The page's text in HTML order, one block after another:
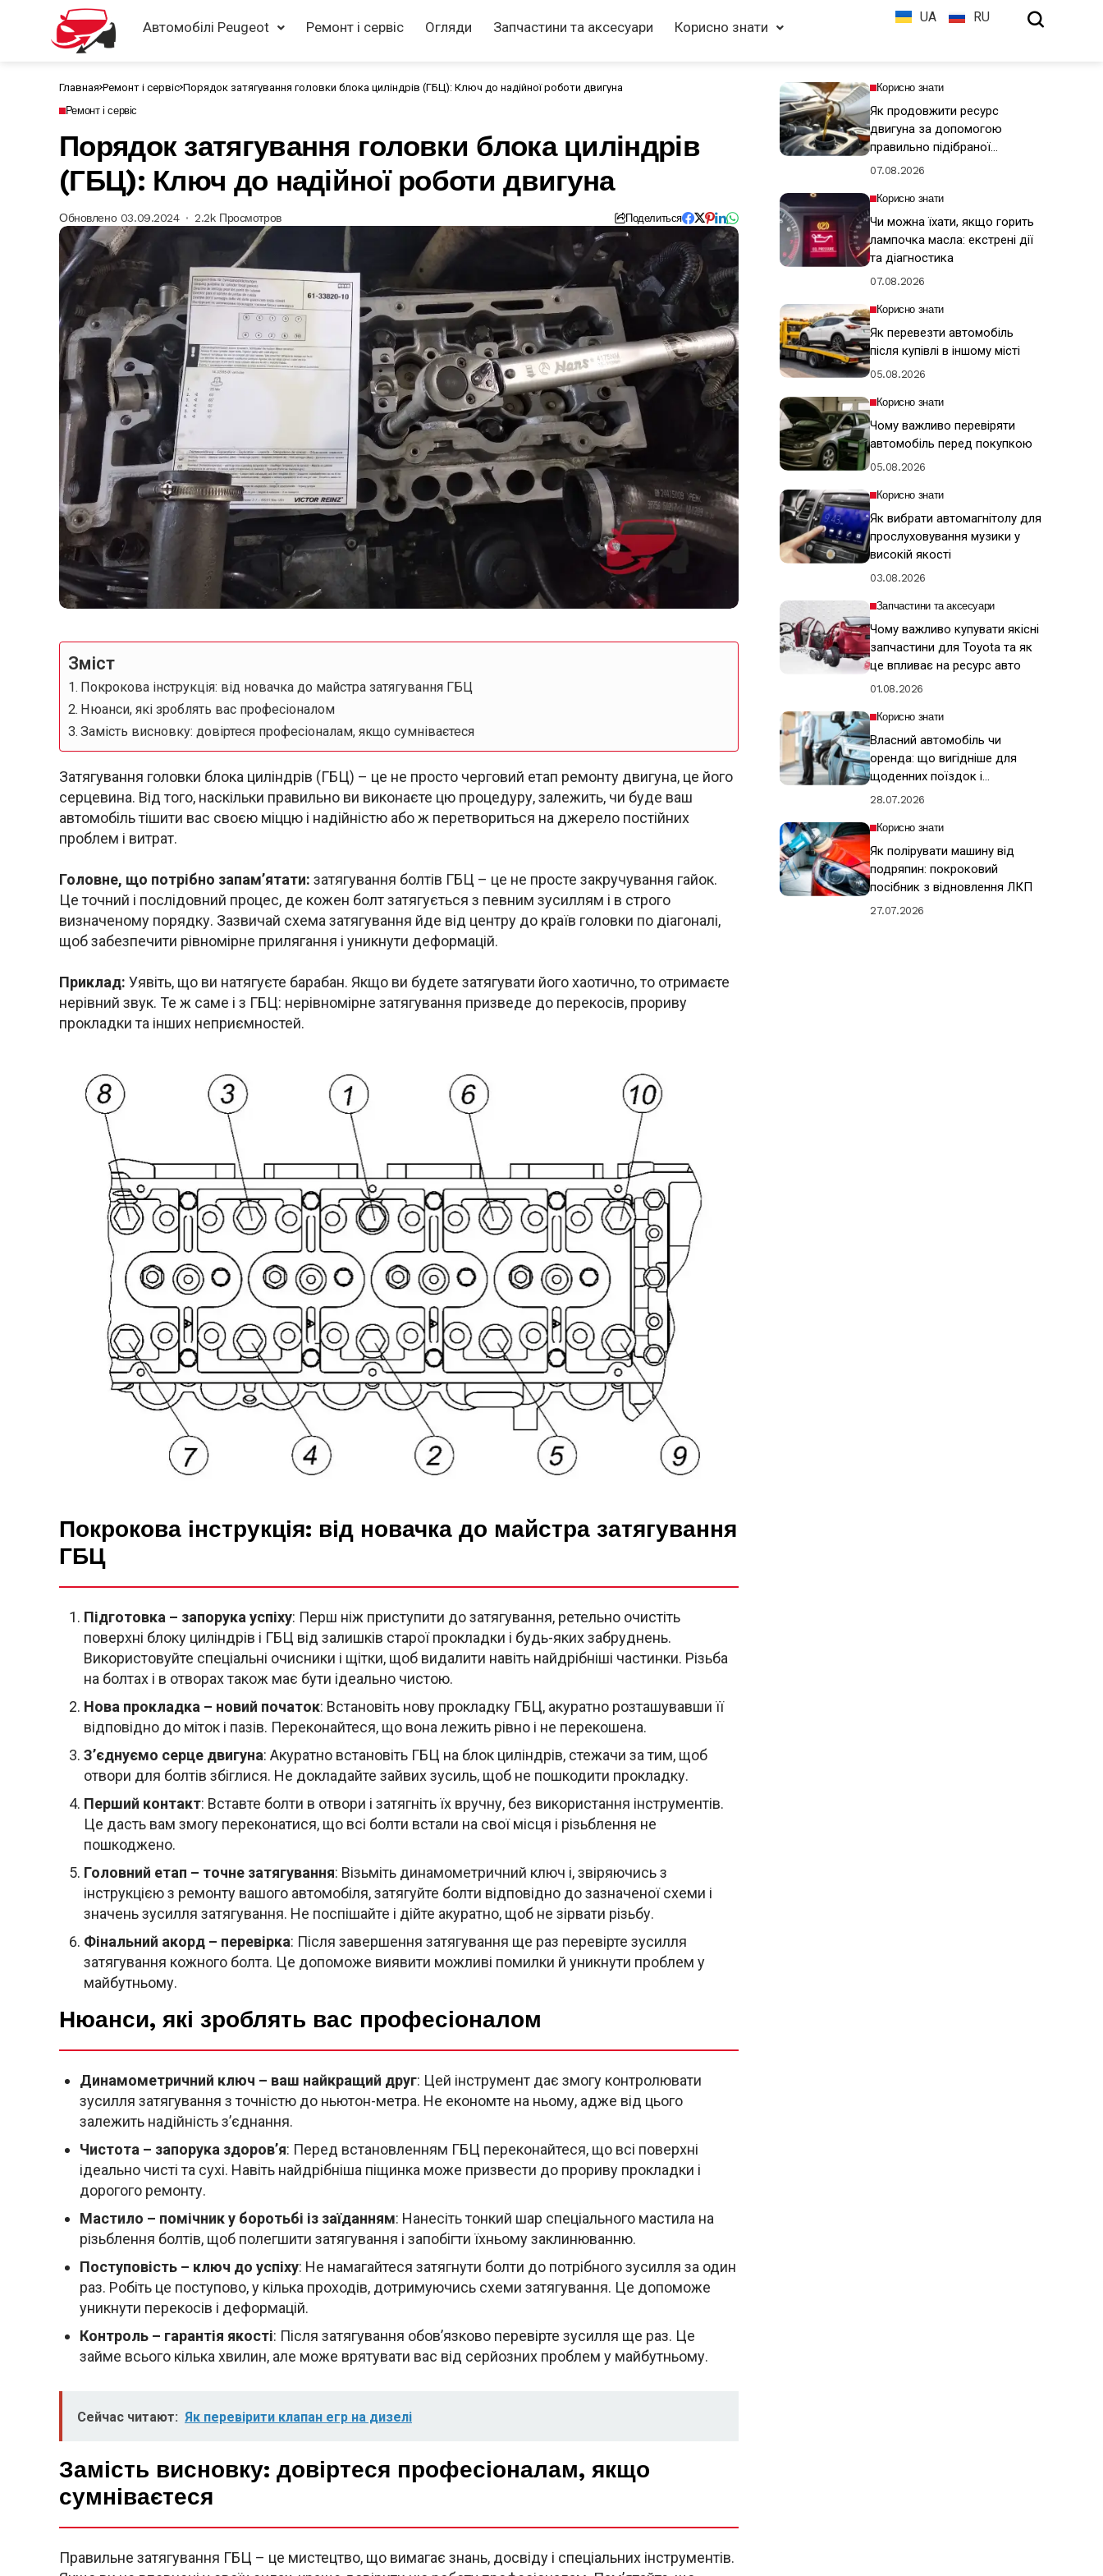
Автомобілі Peugeot Ремонт і сервіс Огляди Запчастини та аксесуари Корисно знати
UA RU
Главная Ремонт і сервіс Порядок затягування головки блока циліндрів (ГБЦ): Ключ до надійної роботи двигуна
Ремонт і сервіс
Порядок затягування головки блока циліндрів
(ГБЦ): Ключ до надійної роботи двигуна
Обновлено 03.09.2024 2.2k Просмотров Поделиться
Зміст
Покрокова інструкція: від новачка до майстра затягування ГБЦ
Нюанси, які зроблять вас професіоналом
Замість висновку: довіртеся професіоналам, якщо сумніваєтеся
Затягування головки блока циліндрів (ГБЦ) – це не просто черговий етап ремонту двигуна, це його
серцевина. Від того, наскільки правильно ви виконаєте цю процедуру, залежить, чи буде ваш
автомобіль тішити вас своєю міццю і надійністю або ж перетвориться на джерело постійних
проблем і витрат.
Головне, що потрібно запам’ятати: затягування болтів ГБЦ – це не просте закручування гайок.
Це точний і послідовний процес, де кожен болт затягується з певним зусиллям і в строго
визначеному порядку. Зазвичай схема затягування йде від центру до країв головки по діагоналі,
щоб забезпечити рівномірне прилягання і уникнути деформацій.
Приклад: Уявіть, що ви натягуєте барабан. Якщо ви будете затягувати його хаотично, то отримаєте
нерівний звук. Те ж саме і з ГБЦ: нерівномірне затягування призведе до перекосів, прориву
прокладки та інших неприємностей.
Покрокова інструкція: від новачка до майстра затягування
ГБЦ
Підготовка – запорука успіху: Перш ніж приступити до затягування, ретельно очистіть
поверхні блоку циліндрів і ГБЦ від залишків старої прокладки і будь-яких забруднень.
Використовуйте спеціальні очисники і щітки, щоб видалити навіть найдрібніші частинки. Різьба
на болтах і в отворах також має бути ідеально чистою.
Нова прокладка – новий початок: Встановіть нову прокладку ГБЦ, акуратно розташувавши її
відповідно до міток і пазів. Переконайтеся, що вона лежить рівно і не перекошена.
З’єднуємо серце двигуна: Акуратно встановіть ГБЦ на блок циліндрів, стежачи за тим, щоб
отвори для болтів збіглися. Не докладайте зайвих зусиль, щоб не пошкодити прокладку.
Перший контакт: Вставте болти в отвори і затягніть їх вручну, без використання інструментів.
Це дасть вам змогу переконатися, що всі болти встали на свої місця і різьблення не
пошкоджено.
Головний етап – точне затягування: Візьміть динамометричний ключ і, звіряючись з
інструкцією з ремонту вашого автомобіля, затягуйте болти відповідно до зазначеної схеми і
значень зусилля затягування. Не поспішайте і дійте акуратно, щоб не зірвати різьбу.
Фінальний акорд – перевірка: Після завершення затягування ще раз перевірте зусилля
затягування кожного болта. Це допоможе виявити можливі помилки й уникнути проблем у
майбутньому.
Нюанси, які зроблять вас професіоналом
Динамометричний ключ – ваш найкращий друг: Цей інструмент дає змогу контролювати
зусилля затягування з точністю до ньютон-метра. Не економте на ньому, адже від цього
залежить надійність з’єднання.
Чистота – запорука здоров’я: Перед встановленням ГБЦ переконайтеся, що всі поверхні
ідеально чисті та сухі. Навіть найдрібніша піщинка може призвести до прориву прокладки і
дорогого ремонту.
Мастило – помічник у боротьбі із заїданням: Нанесіть тонкий шар спеціального мастила на
різьблення болтів, щоб полегшити затягування і запобігти їхньому заклинюванню.
Поступовість – ключ до успіху: Не намагайтеся затягнути болти до потрібного зусилля за один
раз. Робіть це поступово, у кілька проходів, дотримуючись схеми затягування. Це допоможе
уникнути перекосів і деформацій.
Контроль – гарантія якості: Після затягування обов’язково перевірте зусилля ще раз. Це
займе всього кілька хвилин, але може врятувати вас від серйозних проблем у майбутньому.
Сейчас читают: Як перевірити клапан егр на дизелі
Замість висновку: довіртеся професіоналам, якщо
сумніваєтеся
Правильне затягування ГБЦ – це мистецтво, що вимагає знань, досвіду і спеціальних інструментів.
Корисно знати
Як продовжити ресурс
двигуна за допомогою
правильно підібраної
моторної оливи
07.08.2026
Корисно знати
Чи можна їхати, якщо горить
лампочка масла: екстрені дії
та діагностика
07.08.2026
Корисно знати
Як перевезти автомобіль
після купівлі в іншому місті
05.08.2026
Корисно знати
Чому важливо перевіряти
автомобіль перед покупкою
05.08.2026
Корисно знати
Як вибрати автомагнітолу для
прослуховування музики у
високій якості
03.08.2026
Запчастини та аксесуари
Чому важливо купувати якісні
запчастини для Toyota та як
це впливає на ресурс авто
01.08.2026
Корисно знати
Власний автомобіль чи
оренда: що вигідніше для
щоденних поїздок і
подорожей
28.07.2026
Корисно знати
Як полірувати машину від
подряпин: покроковий
посібник з відновлення ЛКП
27.07.2026